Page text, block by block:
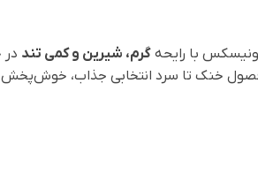
گرم، شیرین و کمی تند در
و فصول خنک تا سرد انتخابی جذاب،